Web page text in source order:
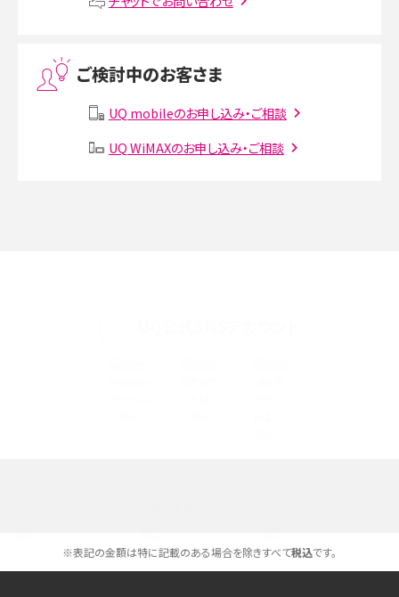
Instagram（インスタグラム）でスクショするとバレる？バレるケースや撮り方も解
SMSとは？料金やできること、注意点や届かない時の対処法を解説
高校生にスマホ制限は必要？所持率やメリット・デメリットを詳しく紹介
ご検討中のお客さま
UQ mobileのお申し込み・ご相談
UQ WiMAXのお申し込み・ご相談
※表記の金額は特に記載のある場合を除きすべて税込です。